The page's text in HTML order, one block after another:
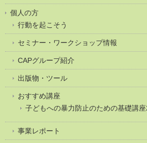
個人の方
行動を起こそう
セミナー・ワークショップ情報
CAPグループ紹介
出版物・ツール
おすすめ講座
子どもへの暴力防止のための基礎講
事業レポート